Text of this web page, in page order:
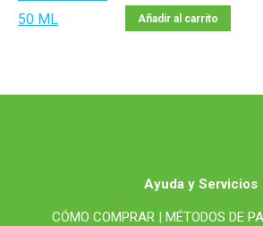
Añadir al carrito
Ayuda y Servicios
CÓMO COMPRAR | MÉTODOS DE